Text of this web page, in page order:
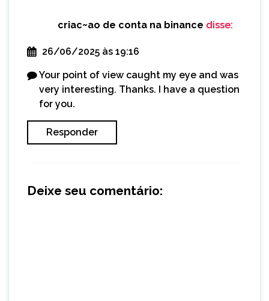
criac~ao de conta na binance disse:
26/06/2025 às 19:16
Your point of view caught my eye and was
very interesting. Thanks. I have a question
for you.
Responder
Deixe seu comentário: